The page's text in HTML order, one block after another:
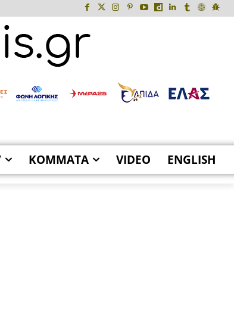
ΚΟΜΜΑΤΑ VIDEO ENGLISH